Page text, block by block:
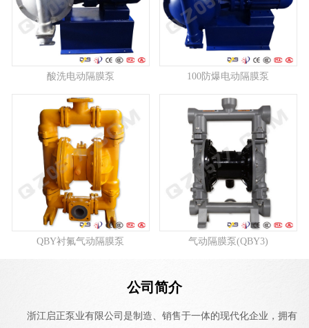
酸洗电动隔膜泵 100防爆电动隔膜泵
QBY衬氟气动隔膜泵 气动隔膜泵(QBY3)
公司简介
浙江启正泵业有限公司是制造、销售于一体的现代化企业，拥有